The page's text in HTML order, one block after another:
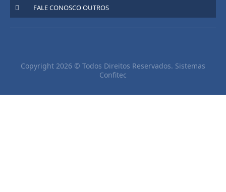
FALE CONOSCO OUTROS
Copyright 2026 © Todos Direitos Reservados. Sistemas
Confitec